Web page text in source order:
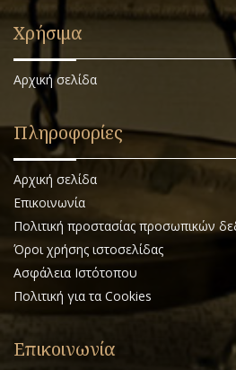
Χρήσιμα
Αρχική σελίδα
Πληροφορίες
Αρχική σελίδα
Επικοινωνία
Πολιτική προστασίας προσωπικών
Όροι χρήσης ιστοσελίδας
Ασφάλεια Ιστότοπου
Πολιτική για τα Cookies
Επικοινωνία